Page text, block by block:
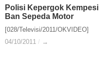
Polisi Kepergok Kempesi
Ban Sepeda Motor
[028/Televisi/2011/OKVIDEO]
04/10/2011 / →
Polisi Kepergok Kempesi
Ban Sepeda Motor
04/10/2011 / →